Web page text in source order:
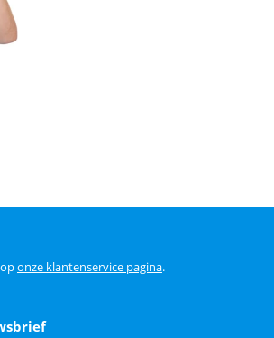
onze klantenservice pagina.